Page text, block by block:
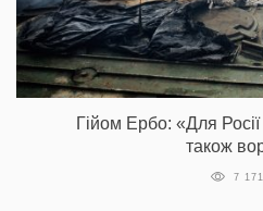
Гійом Ербо: «Для
також
7 171